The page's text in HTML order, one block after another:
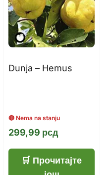
Dunja – Hemus
299,99 рсд
Прочитајте